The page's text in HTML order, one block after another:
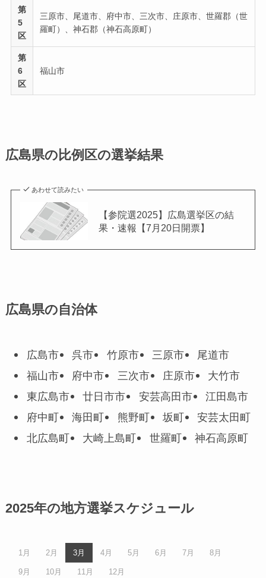
第
5
区
三原市、尾道市、府中市、三次市、庄原市、世羅郡（世
羅町）、神石郡（神石高原町）
第
6
区
福山市
広島県の比例区の選挙結果
あわせて読みたい
【参院選2025】広島選挙区の結
果・速報【7月20日開票】
広島県の自治体
広島市 呉市 竹原市 三原市
尾道市
福山市
府中市 三次市 庄原市
大竹市
東広島市
廿日市市 安芸高田市
江田島市
府中町
海田町 熊野町 坂町
安芸太田町
北広島町
大崎上島町 世羅町 神石高原町
2025年の地方選挙スケジュール
1月 2月 3月 4月 5月 6月 7月 8月
9月 10月 11月 12月